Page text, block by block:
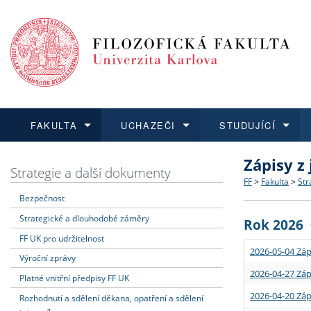
FAKULTA
Dozvědět se více
Struktura
Strategie
Podpora
UCHAZEČI
Podat přihlášku
Co
Učitelské
STUDUJÍCÍ
Dozvědět se více
Rigorózní
Dozvědět se více
O vědě a
Granty a
Dozvědět se více
Aktuální
Strategie a další dokumenty
Bezpečnost
Strategické a dlouhodobé záměry
FF UK pro udržitelnost
Výroční zprávy
Platné vnitřní předpisy FF UK
Rozhodnutí a sdělení děkana, opatření a sdělení
Zápisy
FF > Fakulta >
Rok 2026
2026-05-04
2026-04-27
2026-04-20